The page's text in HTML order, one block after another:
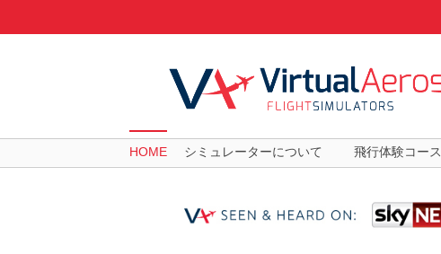
HOME シミュレーターについて 飛行体験コース